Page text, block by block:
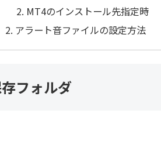
MT4のインストール先指定時
アラート音ファイルの設定方法
フォルダ